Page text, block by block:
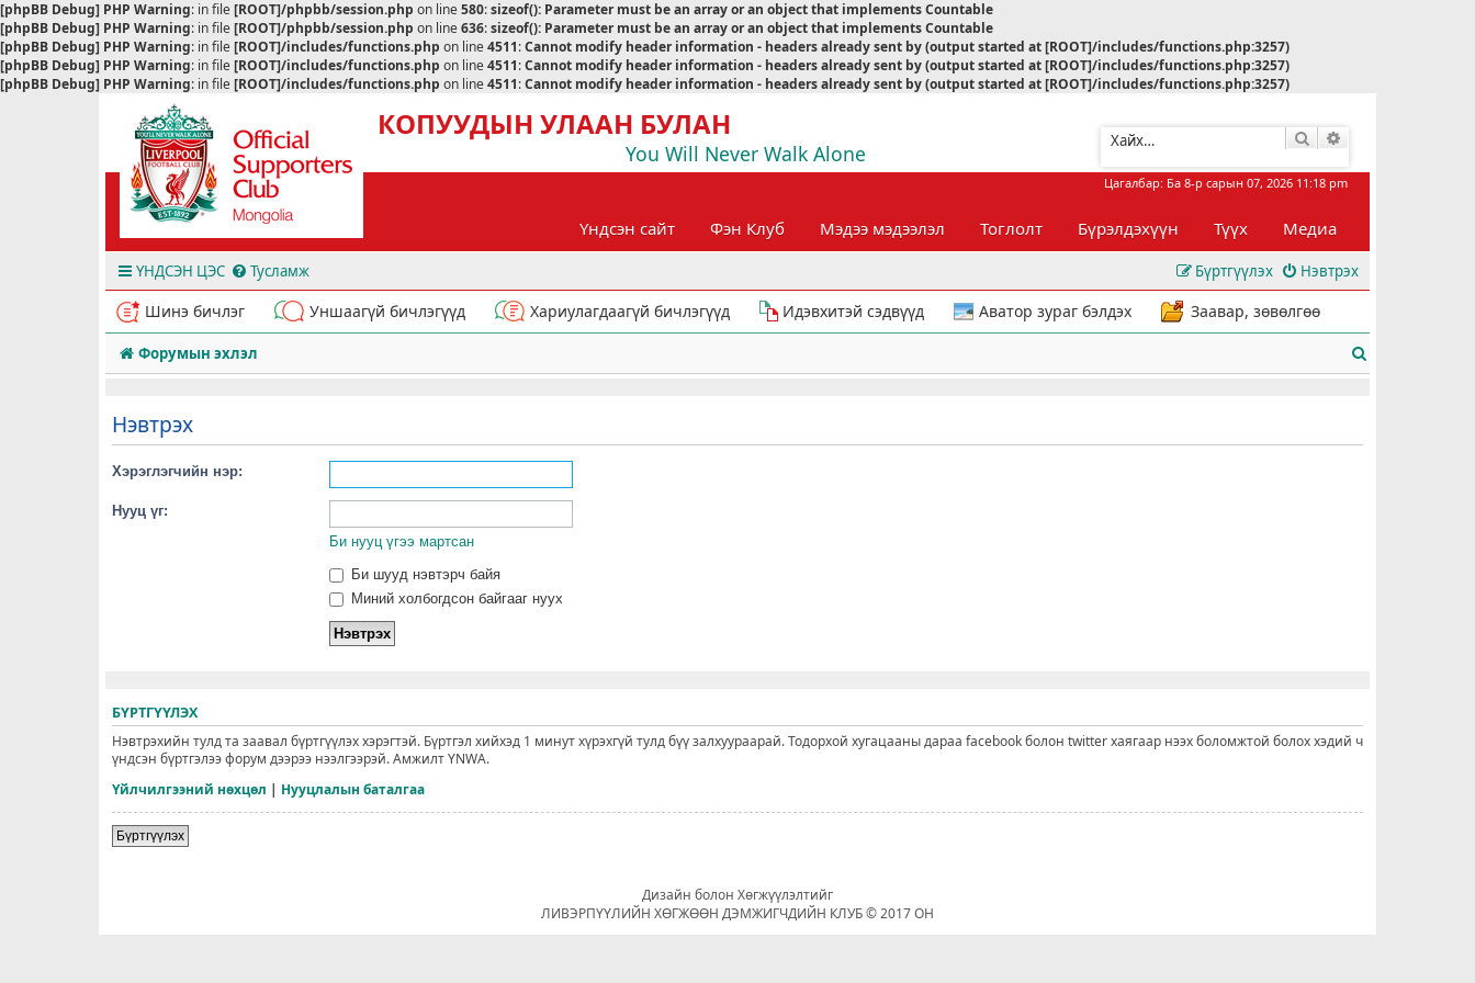
[phpBB Debug] PHP Warning: in file[ROOT]/phpbb/session.php on line580:sizeof(): Parameter must be an array or an object that implements Countable
[phpBB Debug] PHP Warning: in file[ROOT]/phpbb/session.php on line636:sizeof(): Parameter must be an array or an object that implements Countable
[phpBB Debug] PHP Warning: in file[ROOT]/includes/functions.php on line4511:Cannot modify header information - headers already sent by (output started at [ROOT]/includes/functions.php:3257)
[phpBB Debug] PHP Warning: in file[ROOT]/includes/functions.php on line4511:Cannot modify header information - headers already sent by (output started at [ROOT]/includes/functions.php:3257)
[phpBB Debug] PHP Warning: in file[ROOT]/includes/functions.php on line4511:Cannot modify header information - headers already sent by (output started at [ROOT]/includes/functions.php:3257)
КОПУУДЫН УЛААН БУЛАН
You Will Never Walk Alone
Хайлт
Цагалбар: Ба 8-р сарын 07, 2026 11:18 pm
Үндсэн сайт Фэн Клуб Мэдээ мэдээлэл Тоглолт Бүрэлдэхүүн Түүх Медиа
ҮНДСЭН ЦЭС Тусламж Нэвтрэх
Бүртгүүлэх
Шинэ бичлэг Уншаагүй бичлэгүүд Хариулагдаагүй бичлэгүүд Идэвхитэй сэдвүүд Аватор зураг бэлдэх Заавар, зөвөлгөө
Форумын эхлэл
Нэвтрэх
Хэрэглэгчийн нэр:
Нууц үг:
Би нууц үгээ мартсан
Би шууд нэвтэрч байя
Миний холбогдсон байгааг нуух
БҮРТГҮҮЛЭХ
Нэвтрэхийн тулд та заавал бүртгүүлэх хэрэгтэй. Бүртгэл хийхэд 1 минут хүрэхгүй тулд бүү залхуураарай. Тодорхой хугацааны дараа facebook болон twitter хаягаар нээх боломжтой болох хэдий ч
үндсэн бүртгэлээ форум дээрээ нээлгээрэй. Амжилт YNWA.
Үйлчилгээний нөхцөл | Нууцлалын баталгаа
Бүртгүүлэх
Дизайн болон Хөгжүүлэлтийг
ЛИВЭРПҮҮЛИЙН ХӨГЖӨӨН ДЭМЖИГЧДИЙН КЛУБ © 2017 ОН